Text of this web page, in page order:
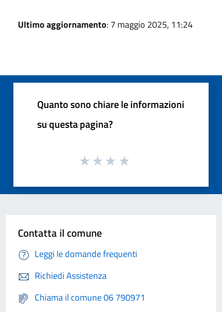
Ultimo aggiornamento: 7 maggio 2025, 11:24
Quanto sono chiare le informazioni
su questa pagina?
Contatta il comune
Leggi le domande frequenti
Richiedi Assistenza
Chiama il comune 06 790971